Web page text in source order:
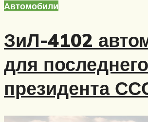
Автомобили
ЗиЛ-4102
для последнего
президента